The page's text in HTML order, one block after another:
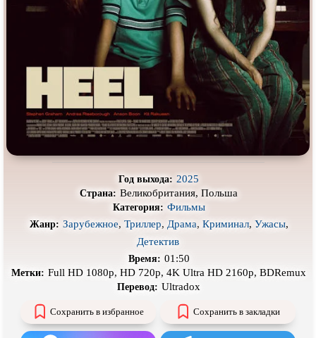
Про гангстеров Про гонки
Про динозавров
Про животных
Про зомби Про инопланетян
Про корабли и подводные
лодки
Про космос
Про любовь Про маньяков и
Про подростков
Про путешествия во времени Про роботов
Про самолёты
Про собак Про снайперов
Про танки
Про танцы Про тюрьму
Год выхода: 2025
Страна: Великобритания, Польша
Категория: Фильмы
Жанр: Зарубежное, Триллер, Драма, Криминал, Ужасы,
Детектив
Время: 01:50
Метки: Full HD 1080p, HD 720p, 4K Ultra HD 2160p, BDRemux
Перевод: Ultradox
Сохранить в избранное Сохранить в закладки